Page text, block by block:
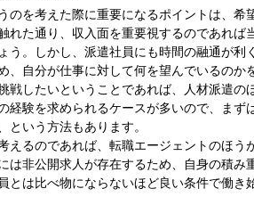
のを考えた際に重要になるポイントは、
れた通り、収入面を重要視するのであれば
う。しかし、派遣社員にも時間の融通が利
、自分が仕事に対して何を望んでいるのか
戦したいということであれば、人材派遣の
経験を求められるケースが多いので、まず
という方法もあります。
えるのであれば、転職エージェントのほう
は非公開求人が存在するため、自身の積
とは比べ物にならないほど良い条件で働き